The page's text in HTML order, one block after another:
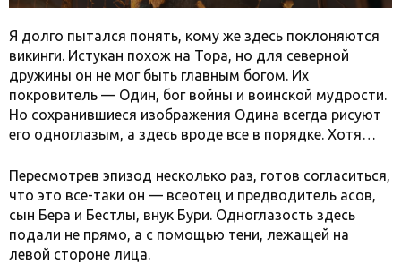
Я долго пытался понять, кому же здесь поклоняются
викинги. Истукан похож на Тора, но для северной
дружины он не мог быть главным богом. Их
покровитель — Один, бог войны и воинской мудрости.
Но сохранившиеся изображения Одина всегда рисуют
его одноглазым, а здесь вроде все в порядке. Хотя…
Пересмотрев эпизод несколько раз, готов согласиться,
что это все-таки он — всеотец и предводитель асов,
сын Бера и Бестлы, внук Бури. Одноглазость здесь
подали не прямо, а с помощью тени, лежащей на
левой стороне лица.